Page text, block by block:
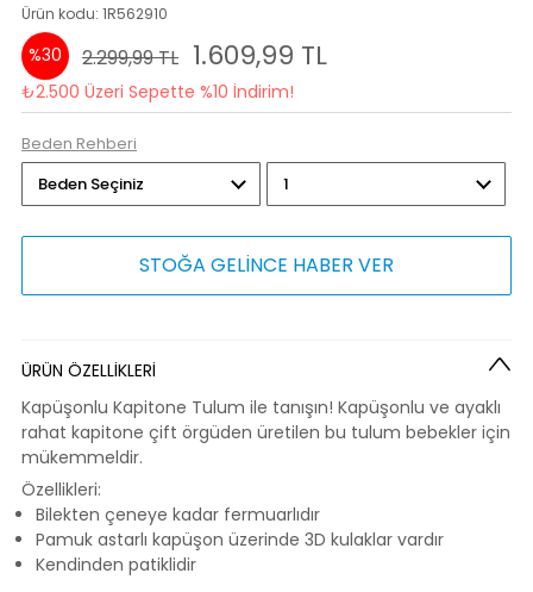
Ürün kodu: 1R562910
%30 2.299,99 TL 1.609,99 TL
₺2.500 Üzeri Sepette %10 İndirim!
Beden Rehberi
STOĞA GELİNCE HABER VER
ÜRÜN ÖZELLİKLERİ
Kapüşonlu Kapitone Tulum ile tanışın! Kapüşonlu ve ayaklı
rahat kapitone çift örgüden üretilen bu tulum bebekler için
mükemmeldir.
Özellikleri:
Bilekten çeneye kadar fermuarlıdır
Pamuk astarlı kapüşon üzerinde 3D kulaklar vardır
Kendinden patiklidir